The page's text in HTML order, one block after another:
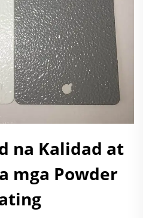
na Kalidad at
mga Powder